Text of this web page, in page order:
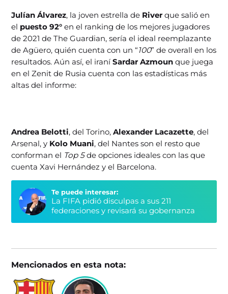
Julían Álvarez, la joven estrella de River que salió en
el puesto 92° en el ranking de los mejores jugadores
de 2021 de The Guardian, sería el ideal reemplazante
de Agüero, quién cuenta con un “100” de overall en los
resultados. Aún así, el iraníSardar Azmoun que juega
en el Zenit de Rusia cuenta con las estadísticas más
altas del informe:
Andrea Belotti, del Torino,Alexander Lacazette, del
Arsenal, y Kolo Muani, del Nantes son el resto que
conforman el Top 5de opciones ideales con las que
cuenta Xavi Hernández y el Barcelona.
Te puede interesar:
La FIFA pidió disculpas a sus 211
federaciones y revisará su gobernanza
Mencionados en esta nota: